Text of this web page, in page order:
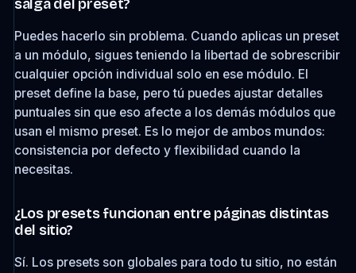
salga del preset?
Puedes hacerlo sin problema. Cuando aplicas un preset
a un módulo, sigues teniendo la libertad de sobrescribir
cualquier opción individual solo en ese módulo. El
preset define la base, pero tú puedes ajustar detalles
puntuales sin que eso afecte a los demás módulos que
usan el mismo preset. Es lo mejor de ambos mundos:
consistencia por defecto y flexibilidad cuando la
necesitas.
¿Los presets funcionan entre páginas distintas
del sitio?
Sí. Los presets son globales para todo tu sitio, no están